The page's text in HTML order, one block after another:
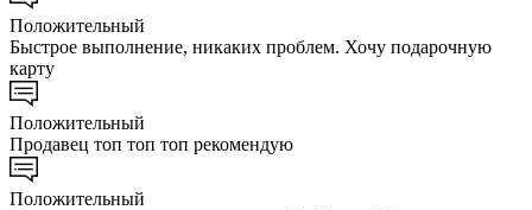
Положительный
Быстрое выполнение, никаких проблем. Хочу подарочную
карту
Положительный
Продавец топ топ топ рекомендую
Положительный